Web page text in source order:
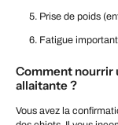
Prise de poids
Fatigue
Comment nourrir
allaitante ?
Vous avez la